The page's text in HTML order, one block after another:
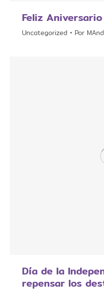
Feliz
Uncategorized Por
Día de la
repensar los